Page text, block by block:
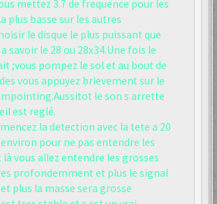
mettez 3.7 de frequence pour les
plus basse sur les autres
le disque le plus puissant que
savoir le 28 ou 28x34.Une fois le
;vous pompez le sol et au bout de
vous appuyez brievement sur le
le son s arrette
est reglé.
la detection avec la tete a 20
pour ne pas entendre les
vous allez entendre les grosses
profondemment et plus le signal
plus la masse sera grosse